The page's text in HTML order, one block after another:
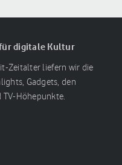
digitale Kultur
Zeitalter liefern wir die
Gadgets, den
TV-Höhepunkte.